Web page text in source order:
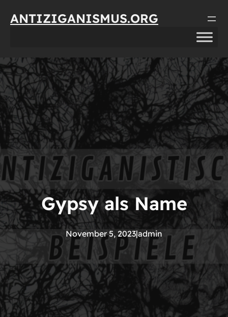
zumANTIZIGANISMUS.ORG
Gypsy als Name
November 5, 2023|admin